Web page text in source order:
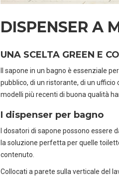
DISPENSER A
UNA SCELTA GREEN E
Il sapone in un bagno è essenziale
pubblico, di un ristorante, di un ufficio
modelli più recenti di buona qualità
I dispenser per bagno
I dosatori di sapone possono essere
la soluzione perfetta per quelle
contenuto.
Collocati a parete sulla verticale del